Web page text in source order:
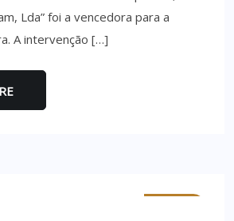
Lda” foi a vencedora para a
A intervenção […]